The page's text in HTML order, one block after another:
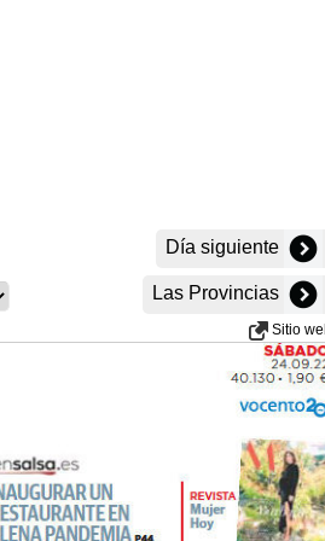
Día siguiente
Las Provincias
Sitio